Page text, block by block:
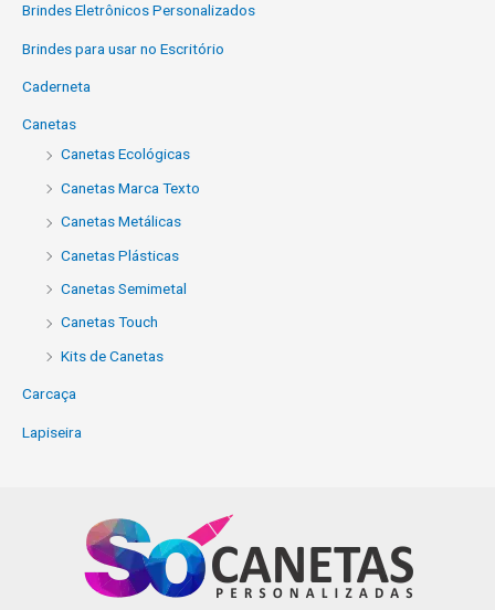
Brindes Eletrônicos Personalizados
Brindes para usar no Escritório
Caderneta
Canetas
Canetas Ecológicas
Canetas Marca Texto
Canetas Metálicas
Canetas Plásticas
Canetas Semimetal
Canetas Touch
Kits de Canetas
Carcaça
Lapiseira